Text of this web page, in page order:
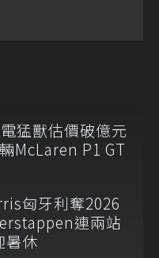
猛獸估價破億元
McLaren P1 GT
匈牙利奪2026
連兩站
暑休